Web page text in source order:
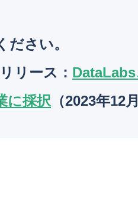
さい。
リース ：
に採択 （2023年12